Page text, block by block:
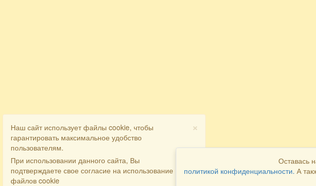
×
Наш сайт использует файлы cookie, чтобы
гарантировать максимальное удобство
пользователям.
При использовании данного сайта, Вы
подтверждаете свое согласие на использование
файлов cookie
Оставась
политикой конфиденциальности. А